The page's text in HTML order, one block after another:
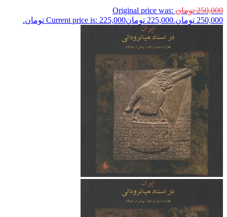
250,000 تومان Original price was:
250,000 تومان.
225,000 تومانCurrent price is: 225,000 تومان.